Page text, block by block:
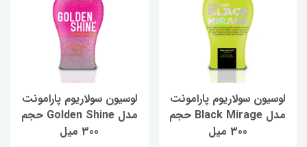
لوسیون سولاریوم پارامونت
مدل Black Mirage حجم
300 میل
لوسیون سولاریوم پارامونت
مدل Golden Shine حجم
300 میل